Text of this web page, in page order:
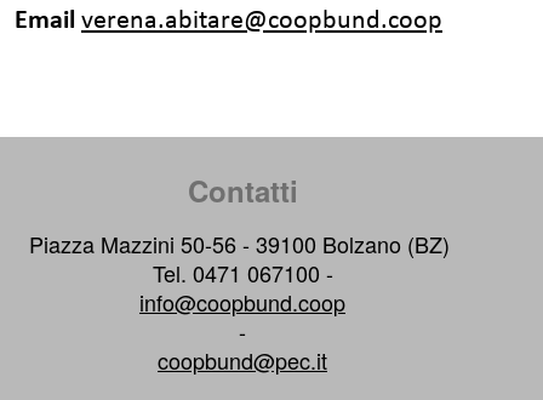
Email verena.abitare@coopbund.coop
Contatti
Piazza Mazzini 50-56 - 39100 Bolzano (BZ)
Tel. 0471 067100 -
info@coopbund.coop
-
coopbund@pec.it